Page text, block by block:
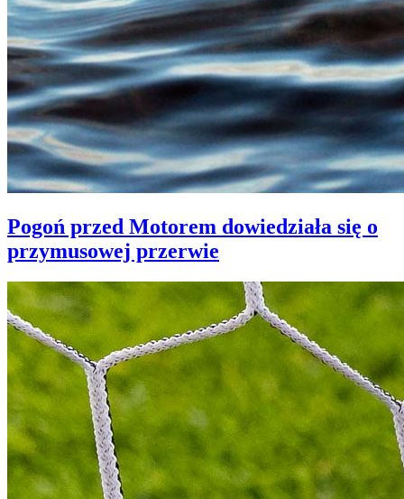
Pogoń przed Motorem dowiedziała się o
przymusowej przerwie